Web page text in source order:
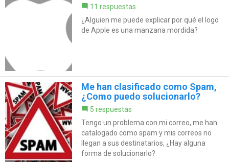
11 respuestas
¿Alguien me puede explicar por qué el logo
de Apple es una manzana mordida?
Me han clasificado como Spam,
¿Como puedo solucionarlo?
5 respuestas
Tengo un problema con mi correo, me han
catalogado como spam y mis correos no
llegan a sus destinatarios, ¿Hay alguna
forma de solucionarlo?